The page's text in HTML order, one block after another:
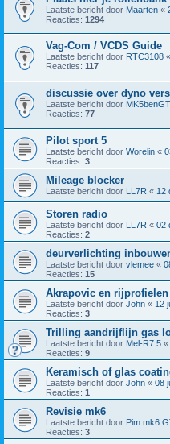
Laatste bericht door Maarten «
Reacties: 1294
Vag-Com / VCDS Guide
Laatste bericht door RTC3108 «
Reacties: 117
discussie over dyno
Laatste bericht door
Reacties: 77
Pilot sport 5
Laatste bericht door Worelin «
Reacties: 3
Mileage blocker
Laatste bericht door LL7R « 12
Storen radio
Laatste bericht door LL7R « 02
Reacties: 2
deurverlichting
Laatste bericht door vlemee «
Reacties: 15
Akrapovic en rijprofielen
Laatste bericht door John « 12
Reacties: 3
Trilling aandrijflijn gas
Laatste bericht door Mel-R7.5 «
Reacties: 9
Keramisch of glas
Laatste bericht door John « 08
Reacties: 1
Revisie mk6
Laatste bericht door Pim mk6
Reacties: 3